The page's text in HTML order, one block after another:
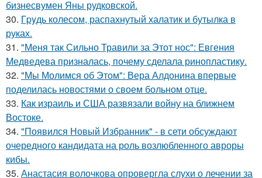
бизнесвумен Яны рудковской.
30. Гpyдь колесом, распахнутый халатик и бутылка в
руках.
31. "Меня так Сильно Травили за Этот нос": Евгения
Медведева призналась, почему сделала ринопластику.
32. "Мы Молимся об Этом": Вера Алдонина впервые
поделилась новостями о своем больном отце.
33. Как израиль и США развязали войну на ближнем
Востоке.
34. "Появился Новый Избранник" - в сети обсуждают
очередного кандидата на роль возлюбленного авроры
кибы.
35. Анастасия волочкова опровергла слухи о лечении за